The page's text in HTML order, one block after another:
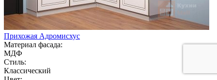
Прихожая Адромисхус
Материал фасада:
МДФ
Стиль:
Классический